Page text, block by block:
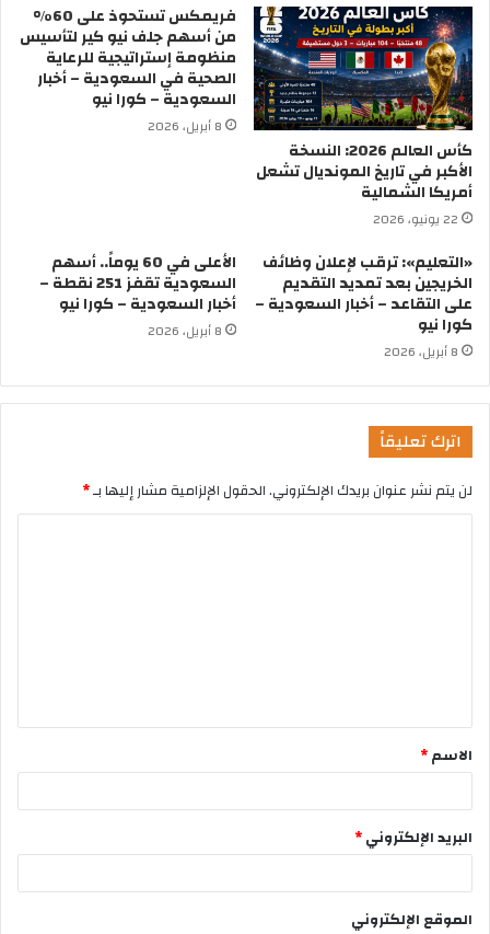
كأس العالم 2026: النسخة
الأكبر في تاريخ المونديال تشعل
أمريكا الشمالية
22 يونيو، 2026
فريمكس تستحوذ على 60%
من أسهم جلف نيو كير لتأسيس
منظومة إستراتيجية للرعاية
الصحية في السعودية – أخبار
السعودية – كورا نيو
8 أبريل، 2026
«التعليم»: ترقب لإعلان وظائف
الخريجين بعد تمديد التقديم
على التقاعد – أخبار السعودية –
كورا نيو
8 أبريل، 2026
الأعلى في 60 يوماً.. أسهم
السعودية تقفز 251 نقطة –
أخبار السعودية – كورا نيو
8 أبريل، 2026
اترك تعليقاً
لن يتم نشر عنوان بريدك الإلكتروني.الحقول الإلزامية مشار إليها بـ*
الاسم*
البريد الإلكتروني*
الموقع الإلكتروني